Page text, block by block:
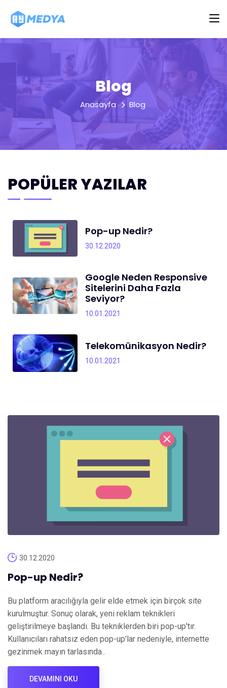
Blog
Anasayfa Blog
POPÜLER YAZILAR
Pop-up Nedir?
30.12.2020
Google Neden Responsive
Sitelerini Daha Fazla
Seviyor?
10.01.2021
Telekomünikasyon Nedir?
10.01.2021
30.12.2020
Pop-up Nedir?
Bu platform aracılığıyla gelir elde etmek için birçok site
kurulmuştur. Sonuç olarak, yeni reklam teknikleri
geliştirilmeye başlandı. Bu tekniklerden biri pop-up'tır.
Kullanıcıları rahatsız eden pop-up'lar nedeniyle, internette
gezinmek mayın tarlasında..
DEVAMINI OKU